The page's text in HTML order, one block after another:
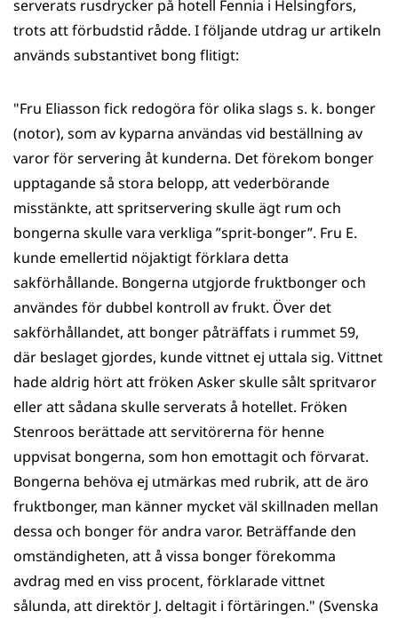
serverats rusdrycker på hotell Fennia i Helsingfors,
trots att förbudstid rådde. I följande utdrag ur artikeln
används substantivet bong flitigt:
"Fru Eliasson fick redogöra för olika slags s. k. bonger
(notor), som av kyparna användas vid beställning av
varor för servering åt kunderna. Det förekom bonger
upptagande så stora belopp, att vederbörande
misstänkte, att spritservering skulle ägt rum och
bongerna skulle vara verkliga ”sprit-bonger”. Fru E.
kunde emellertid nöjaktigt förklara detta
sakförhållande. Bongerna utgjorde fruktbonger och
användes för dubbel kontroll av frukt. Över det
sakförhållandet, att bonger påträffats i rummet 59,
där beslaget gjordes, kunde vittnet ej uttala sig. Vittnet
hade aldrig hört att fröken Asker skulle sålt spritvaror
eller att sådana skulle serverats å hotellet. Fröken
Stenroos berättade att servitörerna för henne
uppvisat bongerna, som hon emottagit och förvarat.
Bongerna behöva ej utmärkas med rubrik, att de äro
fruktbonger, man känner mycket väl skillnaden mellan
dessa och bonger för andra varor. Beträffande den
omständigheten, att å vissa bonger förekomma
avdrag med en viss procent, förklarade vittnet
sålunda, att direktör J. deltagit i förtäringen." (Svenska